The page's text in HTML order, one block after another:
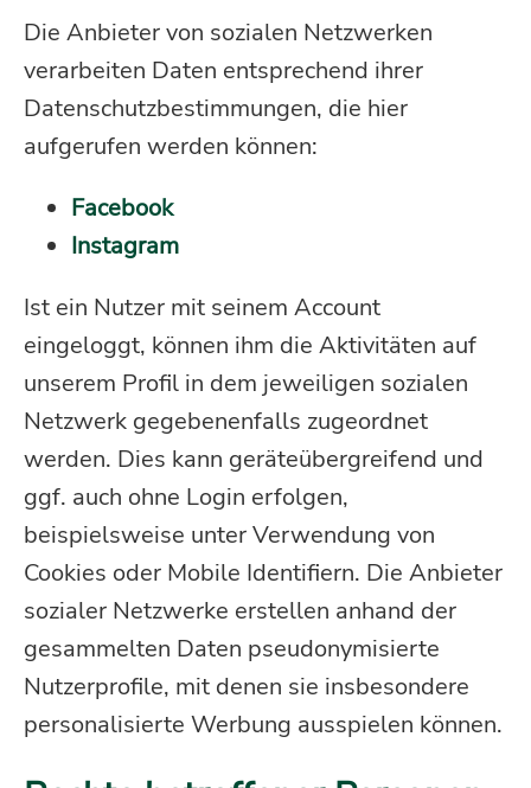
Die Anbieter von sozialen Netzwerken
verarbeiten Daten entsprechend ihrer
Datenschutzbestimmungen, die hier
aufgerufen werden können:
Facebook
Instagram
Ist ein Nutzer mit seinem Account
eingeloggt, können ihm die Aktivitäten auf
unserem Profil in dem jeweiligen sozialen
Netzwerk gegebenenfalls zugeordnet
werden. Dies kann geräteübergreifend und
ggf. auch ohne Login erfolgen,
beispielsweise unter Verwendung von
Cookies oder Mobile Identifiern. Die Anbieter
sozialer Netzwerke erstellen anhand der
gesammelten Daten pseudonymisierte
Nutzerprofile, mit denen sie insbesondere
personalisierte Werbung ausspielen können.